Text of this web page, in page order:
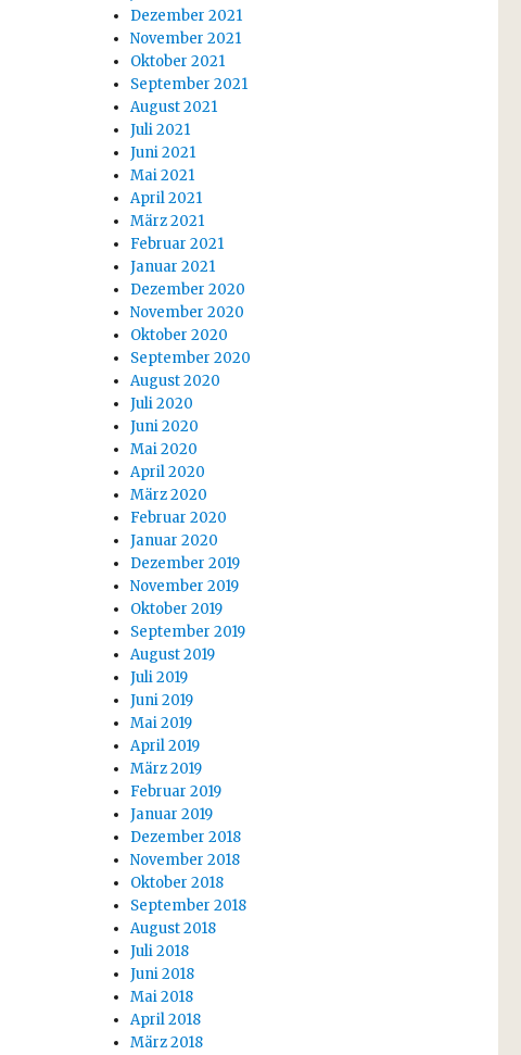
Dezember 2021
November 2021
Oktober 2021
September 2021
August 2021
Juli 2021
Juni 2021
Mai 2021
April 2021
März 2021
Februar 2021
Januar 2021
Dezember 2020
November 2020
Oktober 2020
September 2020
August 2020
Juli 2020
Juni 2020
Mai 2020
April 2020
März 2020
Februar 2020
Januar 2020
Dezember 2019
November 2019
Oktober 2019
September 2019
August 2019
Juli 2019
Juni 2019
Mai 2019
April 2019
März 2019
Februar 2019
Januar 2019
Dezember 2018
November 2018
Oktober 2018
September 2018
August 2018
Juli 2018
Juni 2018
Mai 2018
April 2018
März 2018